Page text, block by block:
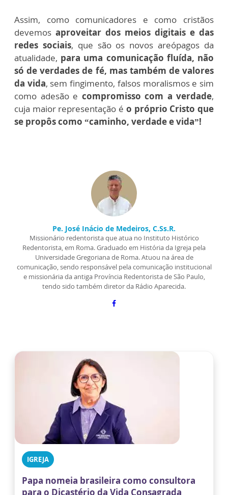
Assim, como comunicadores e como cristãos
devemos aproveitar dos meios digitais e das
redes sociais, que são os novos areópagos da
atualidade, para uma comunicação fluída, não
só de verdades de fé, mas também de valores
da vida, sem fingimento, falsos moralismos e sim
como adesão e compromisso com a verdade,
cuja maior representação é o próprio Cristo que
se propôs como “caminho, verdade e vida”!
Pe. José Inácio de Medeiros, C.Ss.R.
Missionário redentorista que atua no Instituto Histórico
Redentorista, em Roma. Graduado em História da Igreja pela
Universidade Gregoriana de Roma. Atuou na área de
comunicação, sendo responsável pela comunicação institucional
e missionária da antiga Província Redentorista de São Paulo,
tendo sido também diretor da Rádio Aparecida.
IGREJA
Papa nomeia brasileira como consultora
para o Dicastério da Vida Consagrada